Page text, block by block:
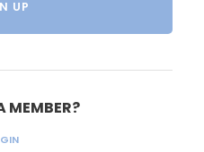
MEMBER?